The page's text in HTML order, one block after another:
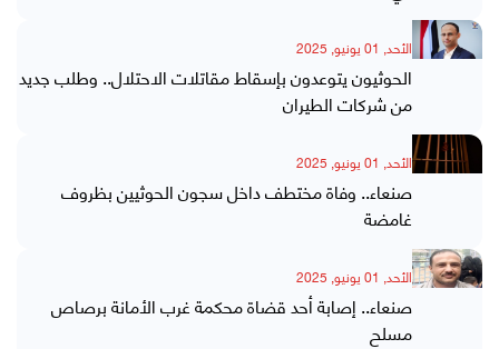
الأحد, 01 يونيو, 2025
الحوثيون يتوعدون بإسقاط مقاتلات الاحتلال.. وطلب جديد
من شركات الطيران
الأحد, 01 يونيو, 2025
صنعاء.. وفاة مختطف داخل سجون الحوثيين بظروف
غامضة
الأحد, 01 يونيو, 2025
صنعاء.. إصابة أحد قضاة محكمة غرب الأمانة برصاص
مسلح